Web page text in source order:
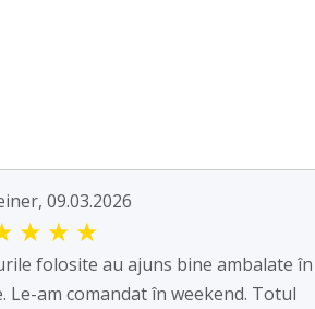
09.03.2026
★ ★ ★
folosite au ajuns bine ambalate în
Le-am comandat în weekend. Totul